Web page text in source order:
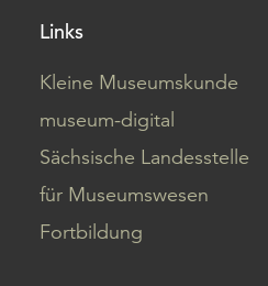
Links
Kleine Museumskunde
museum-digital
Sächsische Landesstelle
für Museumswesen
Fortbildung